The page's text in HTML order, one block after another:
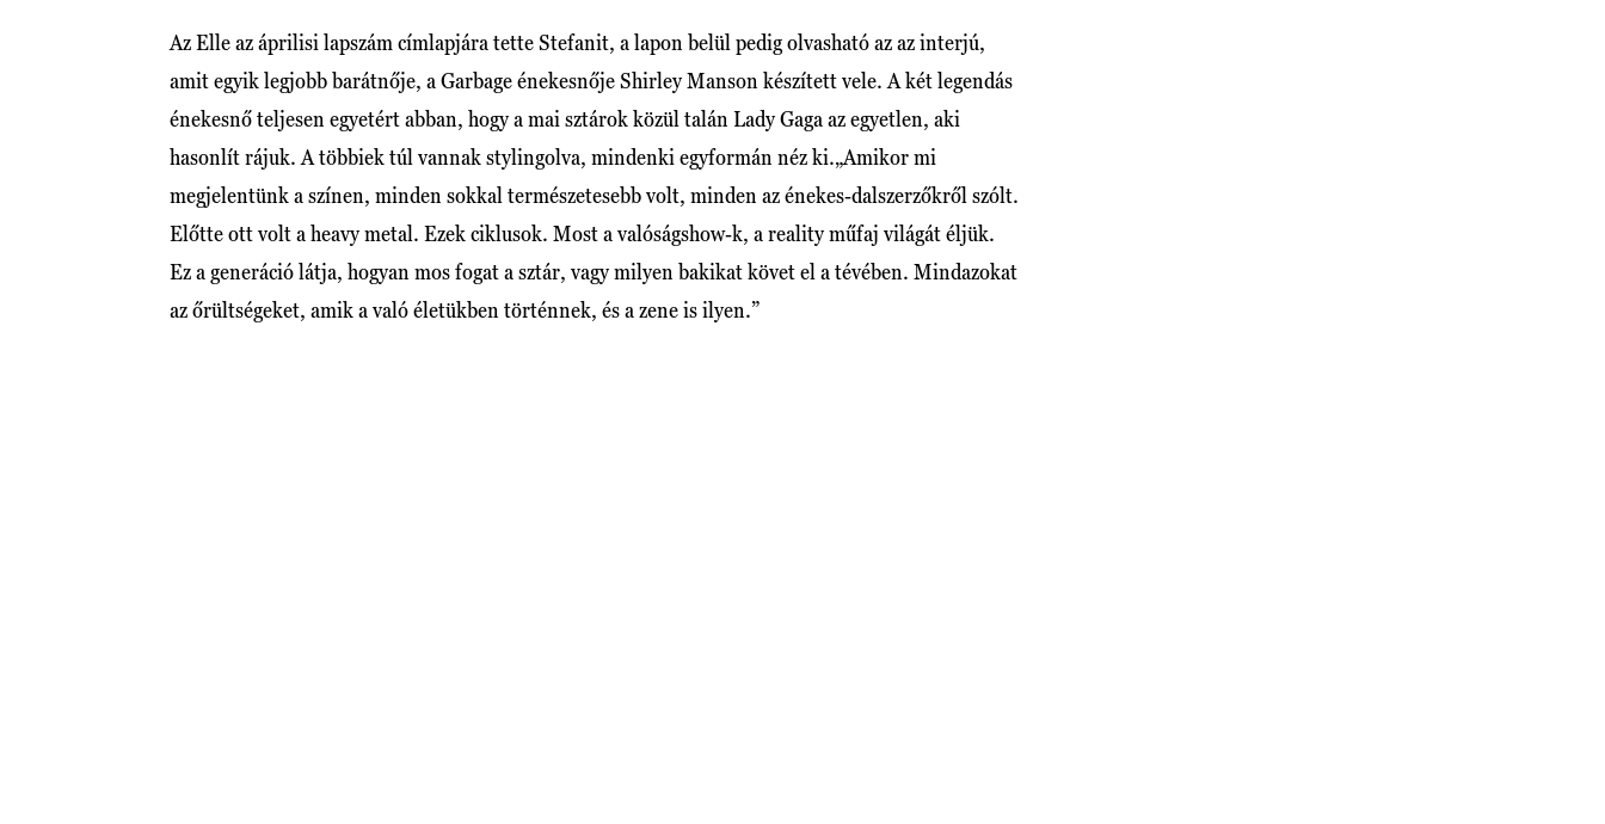
Az Elle az áprilisi lapszám címlapjára tette Stefanit, a lapon belül pedig olvasható az az interjú,
amit egyik legjobb barátnője, a Garbage énekesnője Shirley Manson készített vele. A két legendás
énekesnő teljesen egyetért abban, hogy a mai sztárok közül talán Lady Gaga az egyetlen, aki
hasonlít rájuk. A többiek túl vannak stylingolva, mindenki egyformán néz ki.„Amikor mi
megjelentünk a színen, minden sokkal természetesebb volt, minden az énekes-dalszerzőkről szólt.
Előtte ott volt a heavy metal. Ezek ciklusok. Most a valóságshow-k, a reality műfaj világát éljük.
Ez a generáció látja, hogyan mos fogat a sztár, vagy milyen bakikat követ el a tévében. Mindazokat
az őrültségeket, amik a való életükben történnek, és a zene is ilyen.”